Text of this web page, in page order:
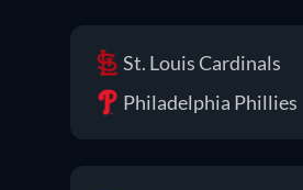
St. Louis Cardinals
Philadelphia Phillies